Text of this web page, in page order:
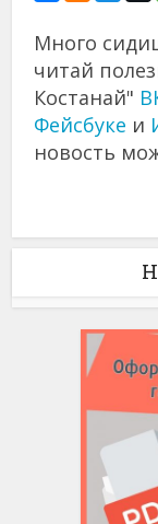
Много
читай
Костанай"
Фейсбуке и
новость